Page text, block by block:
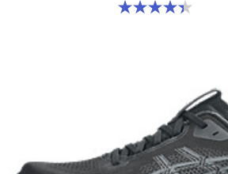
4.4 จาก 5 ดาว 48 รีวิว